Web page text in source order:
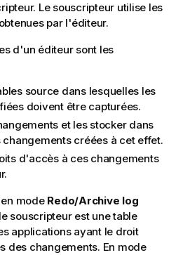
Le souscripteur utilise les
par l'éditeur.
d'un éditeur sont les
source dans lesquelles les
doivent être capturées.
et les stocker dans
changements créées à cet effet.
d'accès à ces changements
mode Redo/Archive log
souscripteur est une table
applications ayant le droit
des changements. En mode